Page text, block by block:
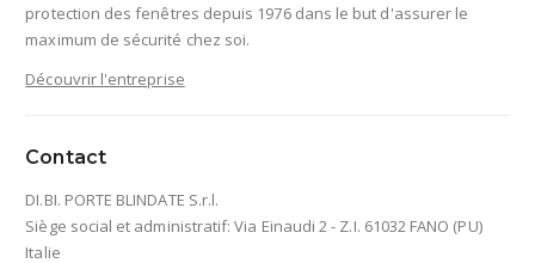
protection des fenêtres depuis 1976 dans le but d'assurer le
maximum de sécurité chez soi.
Découvrir l'entreprise
Contact
DI.BI. PORTE BLINDATE S.r.l.
Siège social et administratif: Via Einaudi 2 - Z.I. 61032 FANO (PU)
Italie